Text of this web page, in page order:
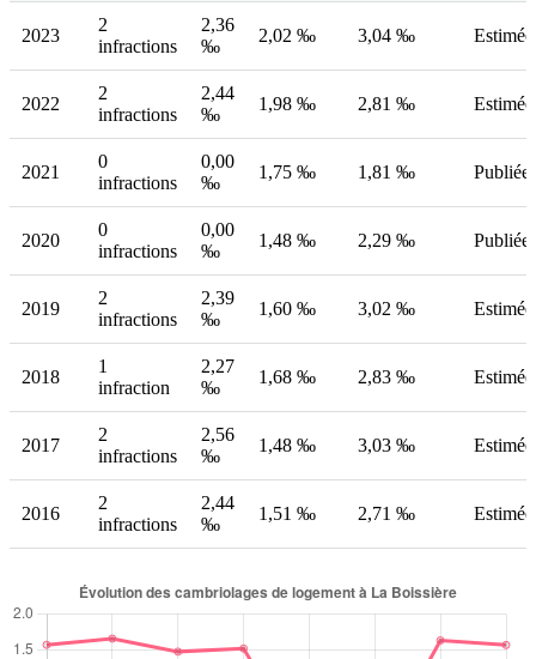
2023
2
infractions
2,36
‰
2,02 ‰ 3,04 ‰ Estimée
2022
2
infractions
2,44
‰
1,98 ‰ 2,81 ‰ Estimée
2021
0
infractions
0,00
‰
1,75 ‰ 1,81 ‰ Publiée
2020
0
infractions
0,00
‰
1,48 ‰ 2,29 ‰ Publiée
2019
2
infractions
2,39
‰
1,60 ‰ 3,02 ‰ Estimée
2018
1
infraction
2,27
‰
1,68 ‰ 2,83 ‰ Estimée
2017
2
infractions
2,56
‰
1,48 ‰ 3,03 ‰ Estimée
2016
2
infractions
2,44
‰
1,51 ‰ 2,71 ‰ Estimée